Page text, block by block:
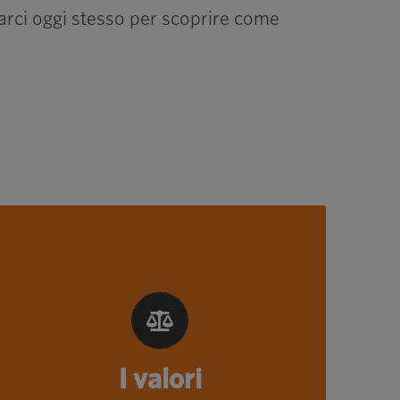
oggi stesso per scoprire come
I valori
We focus on these core values:
Teamwork, Honesty, Respect,
Excellence, Accountability and
Drive, referred to as THREAD.